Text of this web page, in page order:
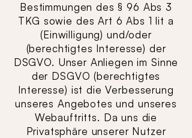
Bestimmungen des § 96 Abs 3
TKG sowie des Art 6 Abs 1 lit a
(Einwilligung) und/oder
(berechtigtes Interesse) der
DSGVO. Unser Anliegen im Sinne
der DSGVO (berechtigtes
Interesse) ist die Verbesserung
unseres Angebotes und unseres
Webauftritts. Da uns die
Privatsphäre unserer Nutzer